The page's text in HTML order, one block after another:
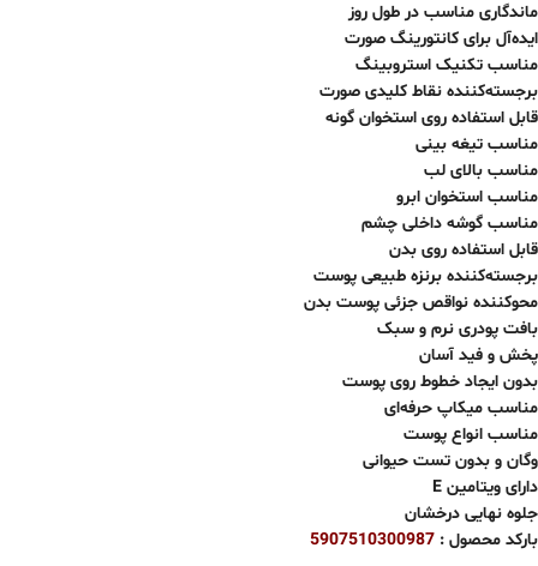
ماندگاری مناسب در طول روز
ایده‌آل برای کانتورینگ صورت
مناسب تکنیک استروبینگ
برجسته‌کننده نقاط کلیدی صورت
قابل استفاده روی استخوان گونه
مناسب تیغه بینی
مناسب بالای لب
مناسب استخوان ابرو
مناسب گوشه داخلی چشم
قابل استفاده روی بدن
برجسته‌کننده برنزه طبیعی پوست
محوکننده نواقص جزئی پوست بدن
بافت پودری نرم و سبک
پخش و فید آسان
بدون ایجاد خطوط روی پوست
مناسب میکاپ حرفه‌ای
مناسب انواع پوست
وگان و بدون تست حیوانی
دارای ویتامین E
جلوه نهایی درخشان
بارکد محصول : 5907510300987